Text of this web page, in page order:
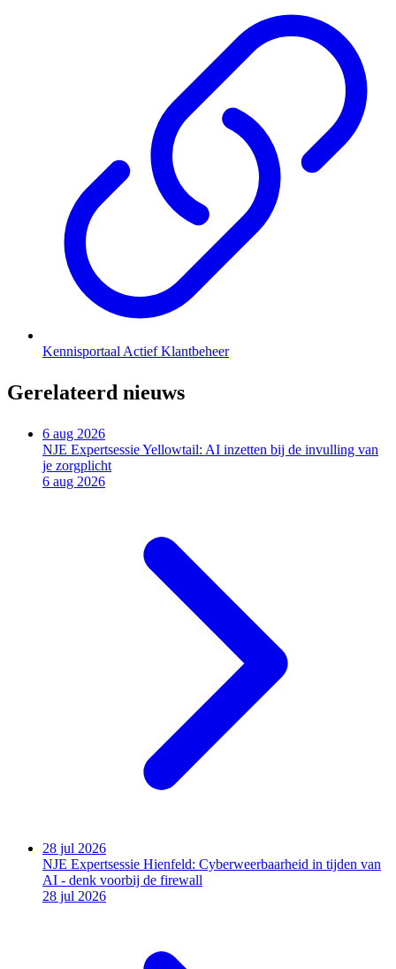
Kennisportaal Actief Klantbeheer
Gerelateerd nieuws
6 aug 2026
NJE Expertsessie Yellowtail: AI inzetten bij de invulling van
je zorgplicht
6 aug 2026
28 jul 2026
NJE Expertsessie Hienfeld: Cyberweerbaarheid in tijden van
AI - denk voorbij de firewall
28 jul 2026